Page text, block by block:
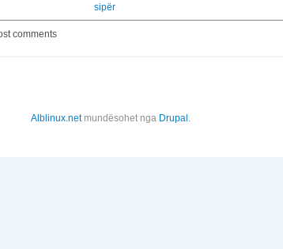
sipër
comments
Alblinux.netmundësohet nga Drupal .